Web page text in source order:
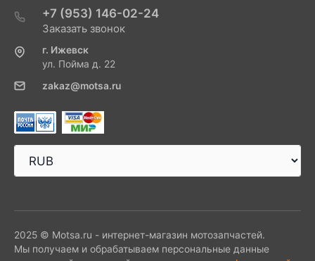
+7 (953) 146-02-24
Заказать звонок
г. Ижевск
ул. Пойма д. 22
zakaz@motsa.ru
2025 © Motsa.ru - интернет-магазин мотозапчастей.
Мы получаем и обрабатываем персональные данные